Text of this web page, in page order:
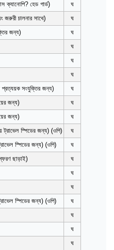
ক্যানোপি? হেড গার্ড)
ঘ
জরুরী চালনার সাথে)
ঘ
জন্য)
ঘ
ঘ
ঘ
ঘ
প্রত্যয়ক সংযুক্তির জন্য)
ঘ
জন্য)
ঘ
জন্য)
ঘ
ট্রাভেল স্পিডের জন্য) (ওপি)
ঘ
স্পিডের জন্য) (ওপি)
ঘ
ছাড়াই)
ঘ
ঘ
ঘ
স্পিডের জন্য) (ওপি)
ঘ
ঘ
ঘ
ঘ